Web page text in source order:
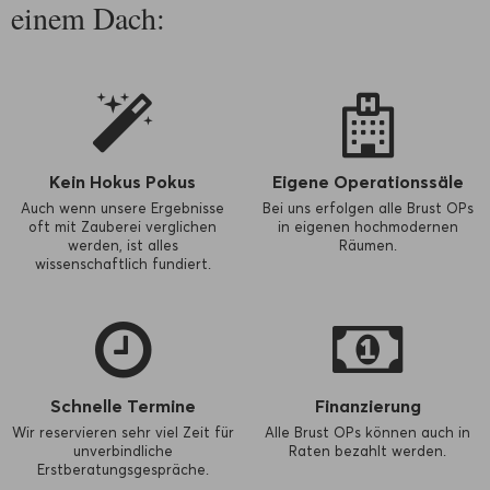
einem Dach:
Kein Hokus Pokus
Auch wenn unsere Ergebnisse
oft mit Zauberei verglichen
werden, ist alles
wissenschaftlich fundiert.
Eigene Operationssäle
Bei uns erfolgen alle Brust OPs
in eigenen hochmodernen
Räumen.
Schnelle Termine
Wir reservieren sehr viel Zeit für
unverbindliche
Erstberatungsgespräche.
Finanzierung
Alle Brust OPs können auch in
Raten bezahlt werden.